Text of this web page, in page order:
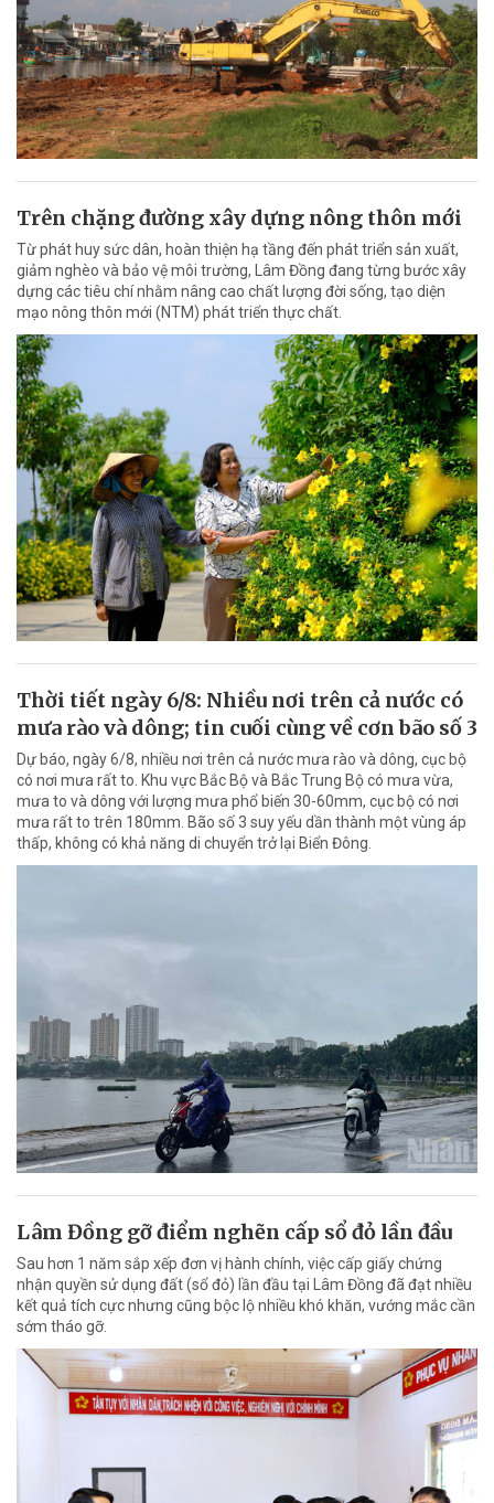
Trên chặng đường xây dựng nông thôn mới
Từ phát huy sức dân, hoàn thiện hạ tầng đến phát triển sản xuất,
giảm nghèo và bảo vệ môi trường, Lâm Đồng đang từng bước xây
dựng các tiêu chí nhằm nâng cao chất lượng đời sống, tạo diện
mạo nông thôn mới (NTM) phát triển thực chất.
Thời tiết ngày 6/8: Nhiều nơi trên cả nước có
mưa rào và dông; tin cuối cùng về cơn bão số 3
Dự báo, ngày 6/8, nhiều nơi trên cả nước mưa rào và dông, cục bộ
có nơi mưa rất to. Khu vực Bắc Bộ và Bắc Trung Bộ có mưa vừa,
mưa to và dông với lượng mưa phổ biến 30-60mm, cục bộ có nơi
mưa rất to trên 180mm. Bão số 3 suy yếu dần thành một vùng áp
thấp, không có khả năng di chuyển trở lại Biển Đông.
Lâm Đồng gỡ điểm nghẽn cấp sổ đỏ lần đầu
Sau hơn 1 năm sắp xếp đơn vị hành chính, việc cấp giấy chứng
nhận quyền sử dụng đất (sổ đỏ) lần đầu tại Lâm Đồng đã đạt nhiều
kết quả tích cực nhưng cũng bộc lộ nhiều khó khăn, vướng mắc cần
sớm tháo gỡ.